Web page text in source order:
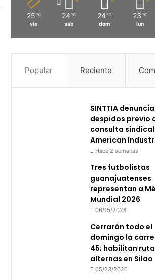
25 ℃
vie
24 ℃
sáb
24 ℃
dom
23 ℃
lun
Popular Reciente
SINTTIA denuncia
despidos previo
consulta sindical
American
Hace 2 semanas
Tres futbolistas
guanajuatenses
representan a
Mundial 2026
06/15/2026
Cerrarán todo el
domingo la
45; habilitan
alternas en Silao
05/23/2026